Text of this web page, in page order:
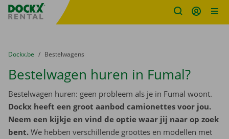
Fratello DEMO
U bevindt zich hier:
van
Dockx.be naar
Bestelwagens
Bestelwagen huren in Fumal?
Bestelwagen huren: geen probleem als je in Fumal woont.
Dockx heeft een groot aanbod camionettes voor jou.
Neem een kijkje en vind de optie waar jij naar op zoek
bent. We hebben verschillende groottes en modellen met